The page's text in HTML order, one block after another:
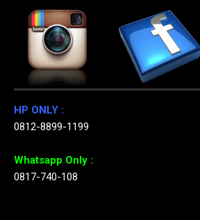
HP ONLY :
0812-8899-1199
Whatsapp Only :
0817-740-108